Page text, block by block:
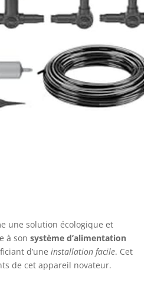
une solution écologique et
à sonsystème d’alimentation
d’uneinstallation facile. Cet
de cet appareil novateur.